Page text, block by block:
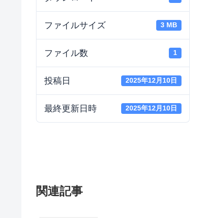
ファイルサイズ 3 MB
ファイル数 1
投稿日 2025年12月10日
最終更新日時 2025年12月10日
関連記事